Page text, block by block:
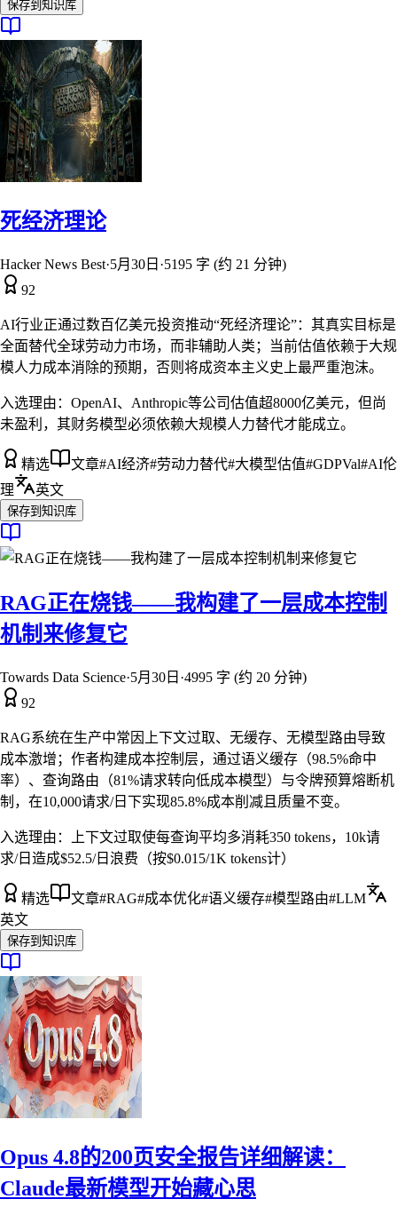
保存到知识库
死经济理论
Hacker News Best·5月30日 ·5195 字 (约 21 分钟)
92
AI行业正通过数百亿美元投资推动“死经济理论”：其真实目标是
全面替代全球劳动力市场，而非辅助人类；当前估值依赖于大规
模人力成本消除的预期，否则将成资本主义史上最严重泡沫。
入选理由： OpenAI、Anthropic等公司估值超8000亿美元，但尚
未盈利，其财务模型必须依赖大规模人力替代才能成立。
精选 文章#AI经济#劳动力替代#大模型估值#GDPVal#AI伦
理
英文
保存到知识库
RAG正在烧钱——我构建了一层成本控制
机制来修复它
Towards Data Science·5月30日 ·4995 字 (约 20 分钟)
92
RAG系统在生产中常因上下文过取、无缓存、无模型路由导致
成本激增；作者构建成本控制层，通过语义缓存（98.5%命中
率）、查询路由（81%请求转向低成本模型）与令牌预算熔断机
制，在10,000请求/日下实现85.8%成本削减且质量不变。
入选理由：
上下文过取使每查询平均多消耗350 tokens，10k请
求/日造成$52.5/日浪费（按$0.015/1K tokens计）
精选 文章#RAG#成本优化#语义缓存#模型路由#LLM
英文
保存到知识库
Opus 4.8的200页安全报告详细解读：
Claude最新模型开始藏心思